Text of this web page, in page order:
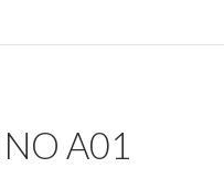
A01